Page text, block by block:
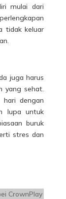
mulai dari
tidak keluar
juga harus
yang sehat.
dengan
lupa untuk
buruk
stres dan
CrownPlay